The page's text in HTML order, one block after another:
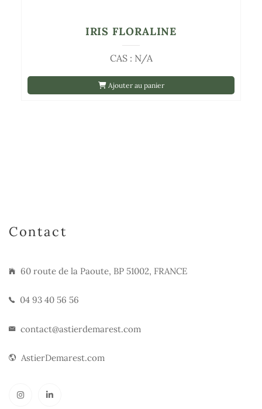
Ajouter au panier
CAS : N/A
IRIS FLORALINE
Contact
60 route de la Paoute, BP 51002, FRANCE
04 93 40 56 56
contact@astierdemarest.com
AstierDemarest.com